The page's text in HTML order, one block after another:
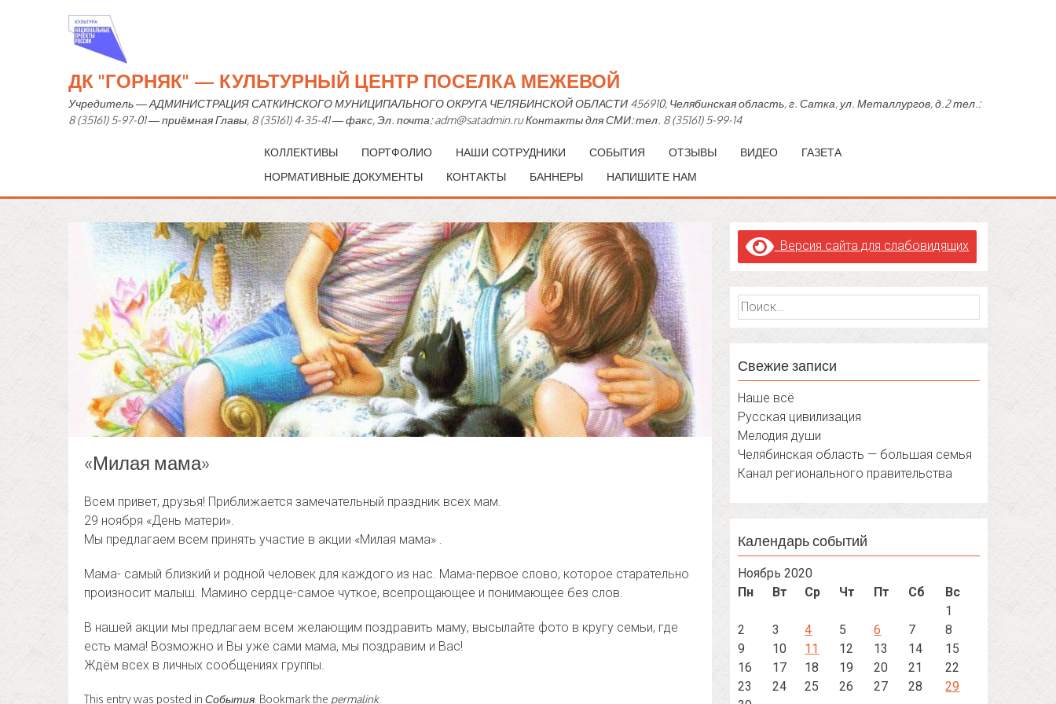
ДК "ГОРНЯК" — КУЛЬТУРНЫЙ ЦЕНТР ПОСЕЛКА МЕЖЕВОЙ
Учредитель — АДМИНИСТРАЦИЯ САТКИНСКОГО МУНИЦИПАЛЬНОГО ОКРУГА ЧЕЛЯБИНСКОЙ ОБЛАСТИ 456910, Челябинская область, г. Сатка, ул. Металлургов, д.2 тел.:
8 (35161) 5-97-01 — приёмная Главы, 8 (35161) 4-35-41 — факс, Эл. почта: adm@satadmin.ru Контакты для СМИ: тел. 8 (35161) 5-99-14
КОЛЛЕКТИВЫ ПОРТФОЛИО НАШИ СОТРУДНИКИ СОБЫТИЯ ОТЗЫВЫ ВИДЕО
ГАЗЕТА
НОРМАТИВНЫЕ ДОКУМЕНТЫ
КОНТАКТЫ БАННЕРЫ НАПИШИТЕ НАМ
«Милая мама»
Всем привет, друзья! Приближается замечательный праздник всех мам.
29 ноября «День матери».
Мы предлагаем всем принять участие в акции «Милая мама» .
Мама- самый близкий и родной человек для каждого из нас. Мама-первое слово, которое старательно
произносит малыш. Мамино сердце-самое чуткое, всепрощающее и понимающее без слов.
В нашей акции мы предлагаем всем желающим поздравить маму, высылайте фото в кругу семьи, где
есть мама! Возможно и Вы уже сами мама, мы поздравим и Вас!
Ждём всех в личных сообщениях группы.
This entry was posted in События . Bookmark the permalink.
Версия сайта для слабовидящих
Найти:
Свежие записи
Наше всё
Русская цивилизация
Мелодия души
Челябинская область — большая семья
Канал регионального правительства
Календарь событий
Ноябрь 2020
Пн
Вт Ср Чт Пт Сб
Вс
1
2
3 4 5 6 7
8
9
10 11 12 13 14
15
16
17 18 19 20 21
22
23
24 25 26 27 28
29